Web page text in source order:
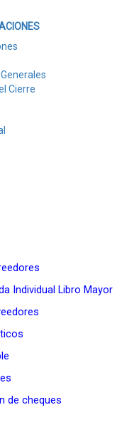
Cierre
Individual Libro Mayor
de cheques